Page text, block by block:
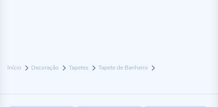
Início Decoração Tapetes Tapete de Banheiro